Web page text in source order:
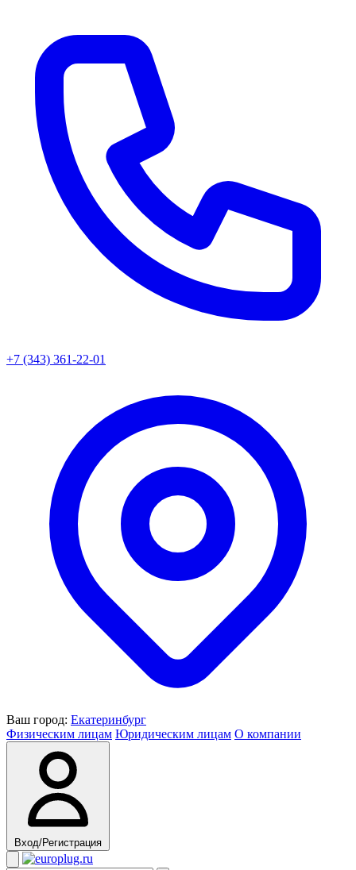
+7 (343) 361-22-01
Ваш город: Екатеринбург
Физическим лицам Юридическим лицам О компании
Вход/Регистрация